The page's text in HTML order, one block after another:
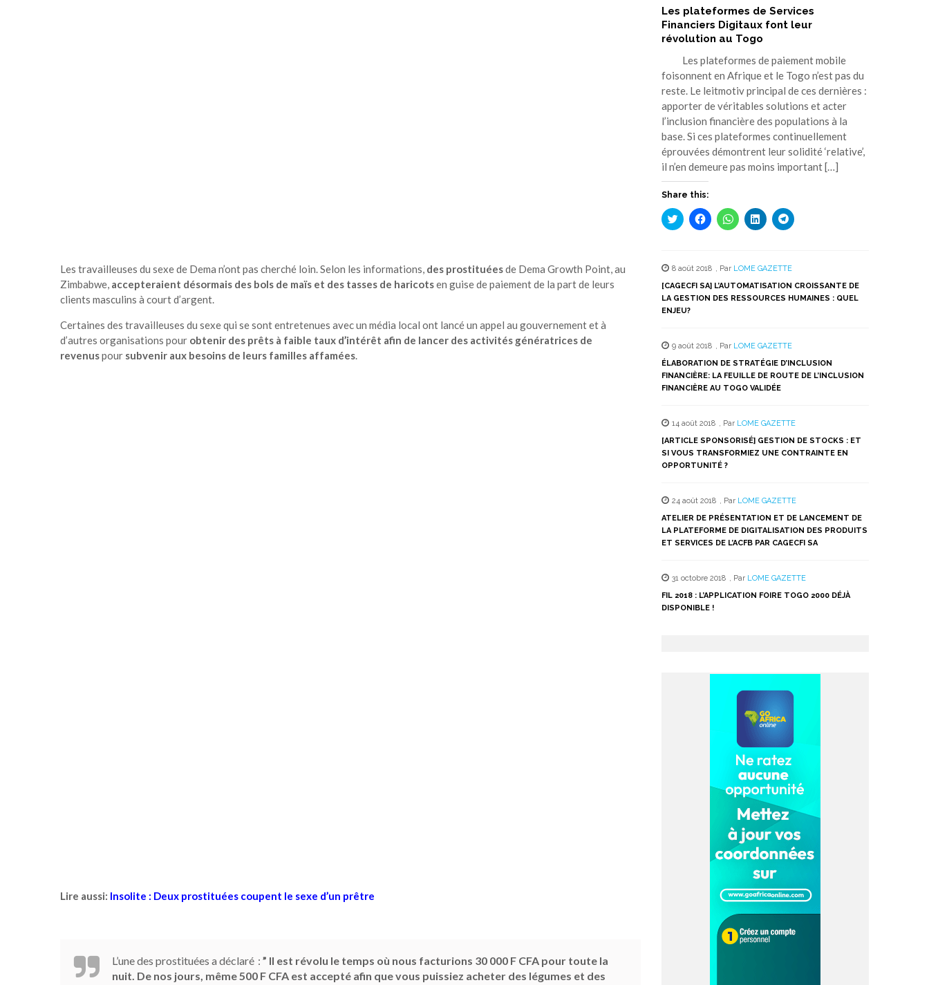
Les travailleuses du sexe de Dema n’ont pas cherché loin. Selon les informations, des prostituéesde Dema Growth Point, au
Zimbabwe, accepteraient désormais des bols de maïs et des tasses de haricotsen guise de paiement de la part de leurs
clients masculins à court d’argent.
Certaines des travailleuses du sexe qui se sont entretenues avec un média local ont lancé un appel au gouvernement et à
d’autres organisations pour obtenir des prêts à faible taux d’intérêt afin de lancer des activités génératrices de
revenuspour subvenir aux besoins de leurs familles affamées.
Lire aussi: Insolite : Deux prostituées coupent le sexe d’un prêtre
L’une des prostituées a déclaré : ” Il est révolu le temps où nous facturions 30 000 F CFA pour toute la
nuit. De nos jours, même 500 F CFA est accepté afin que vous puissiez acheter des légumes et des
Les plateformes de Services
Financiers Digitaux font leur
révolution au Togo
Les plateformes de paiement mobile
foisonnent en Afrique et le Togo n’est pas du
reste. Le leitmotiv principal de ces dernières :
apporter de véritables solutions et acter
l’inclusion financière des populations à la
base. Si ces plateformes continuellement
éprouvées démontrent leur solidité ‘relative’,
il n’en demeure pas moins important […]
Share this:
Cliquez
pour
une
nouvelle
fenêtre)
Cliquez
pour
une
nouvelle
fenêtre)
Cliquez
pour
une
nouvelle
fenêtre)
Cliquez
pour
une
nouvelle
fenêtre)
Cliquez
pour
une
nouvelle
fenêtre)
8 août 2018 , Par LOME GAZETTE
[CAGECFI SA] L’AUTOMATISATION CROISSANTE DE
LA GESTION DES RESSOURCES HUMAINES : QUEL
ENJEU?
9 août 2018 , Par LOME GAZETTE
ÉLABORATION DE STRATÉGIE D’INCLUSION
FINANCIÈRE: LA FEUILLE DE ROUTE DE L’INCLUSION
FINANCIÈRE AU TOGO VALIDÉE
14 août 2018 , Par LOME GAZETTE
[ARTICLE SPONSORISÉ] GESTION DE STOCKS : ET
SI VOUS TRANSFORMIEZ UNE CONTRAINTE EN
OPPORTUNITÉ ?
24 août 2018 , Par LOME GAZETTE
ATELIER DE PRÉSENTATION ET DE LANCEMENT DE
LA PLATEFORME DE DIGITALISATION DES PRODUITS
ET SERVICES DE L’ACFB PAR CAGECFI SA
31 octobre 2018 , Par LOME GAZETTE
FIL 2018 : L’APPLICATION FOIRE TOGO 2000 DÉJÀ
DISPONIBLE !